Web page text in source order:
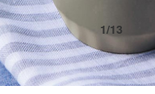
1/13